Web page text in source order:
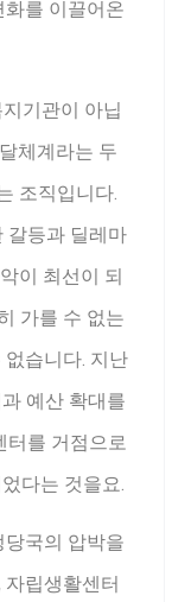
를 이끌어온
기관이 아닙
체계라는 두
조직입니다.
갈등과 딜레마
이 최선이 되
가를 수 없는
습니다. 지난
예산 확대를
터를 거점으로
다는 것을요.
국의 압박을
립생활센터